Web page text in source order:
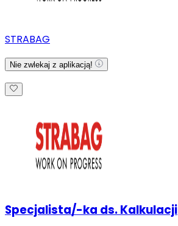
STRABAG
Nie zwlekaj z aplikacją!
Specjalista/-ka ds. Kalkulacji